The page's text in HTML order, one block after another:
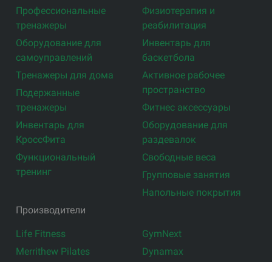
Профессиональные
тренажеры
Оборудование для
самоуправлений
Тренажеры для дома
Подержанные
тренажеры
Инвентарь для
КроссФита
Функциональный
тренинг
Физиотерапия и
реабилитация
Инвентарь для
баскетбола
Активное рабочее
пространство
Фитнес аксессуары
Оборудование для
раздевалок
Свободные веса
Групповые занятия
Напольные покрытия
Производители
Life Fitness
Merrithew Pilates
GymNext
Dynamax